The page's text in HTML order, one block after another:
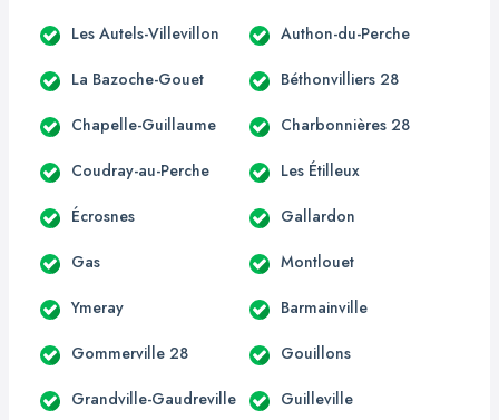
Les Autels-Villevillon Authon-du-Perche
La Bazoche-Gouet Béthonvilliers 28
Chapelle-Guillaume Charbonnières 28
Coudray-au-Perche Les Étilleux
Écrosnes Gallardon
Gas Montlouet
Ymeray Barmainville
Gommerville 28 Gouillons
Grandville-Gaudreville Guilleville